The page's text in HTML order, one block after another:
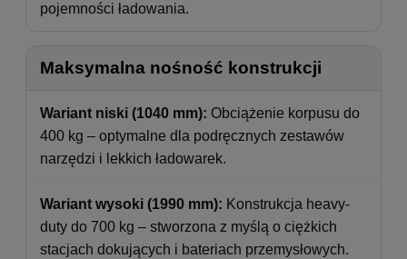
pojemności ładowania.
Maksymalna nośność konstrukcji
Wariant niski (1040 mm): Obciążenie korpusu do
400 kg – optymalne dla podręcznych zestawów
narzędzi i lekkich ładowarek.
Wariant wysoki (1990 mm): Konstrukcja heavy-
duty do 700 kg – stworzona z myślą o ciężkich
stacjach dokujących i bateriach przemysłowych.